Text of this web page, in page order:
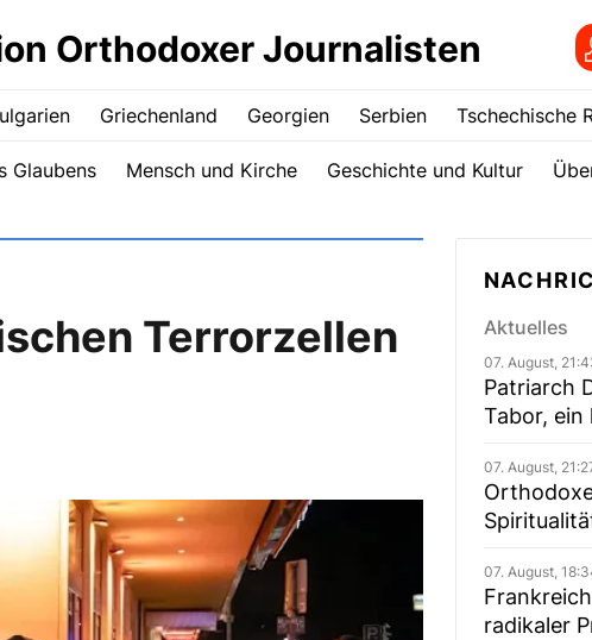
Orthodoxer Journalisten
Griechenland Georgien Serbien Tschechische
Glaubens Mensch und Kirche Geschichte und Kultur
Terrorzellen
Aktuelles
07. August,
Patriarch
Tabor, ein
07. August,
07. August,
radikaler